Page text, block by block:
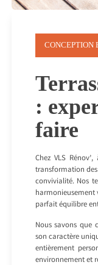
CONCEPTION
:
faire
Chez VLS
transformation des
convivialité. Nos
harmonieusement
parfait équilibre
Nous savons
son caractère
entièrement
environnement et